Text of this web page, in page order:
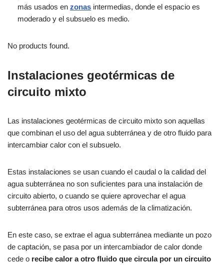
más usados en zonas intermedias, donde el espacio es
moderado y el subsuelo es medio.
No products found.
Instalaciones geotérmicas de
circuito mixto
Las instalaciones geotérmicas de circuito mixto son aquellas
que combinan el uso del agua subterránea y de otro fluido para
intercambiar calor con el subsuelo.
Estas instalaciones se usan cuando el caudal o la calidad del
agua subterránea no son suficientes para una instalación de
circuito abierto, o cuando se quiere aprovechar el agua
subterránea para otros usos además de la climatización.
En este caso, se extrae el agua subterránea mediante un pozo
de captación, se pasa por un intercambiador de calor donde
cede o recibe calor a otro fluido que circula por un circuito